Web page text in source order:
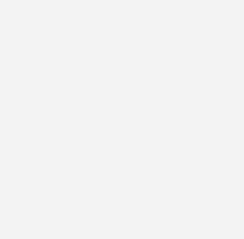
hat sich im Jahr
erhöht, obwohl
Jahr war: Als die
von 2020 um mehr als 70
endlich den erwarteten